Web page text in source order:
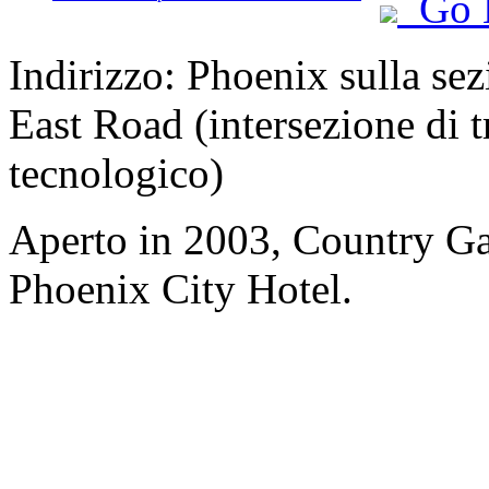
Indirizzo: Phoenix sulla
East Road (intersezione di
tecnologico)
Aperto in 2003, Country
Phoenix City Hotel.